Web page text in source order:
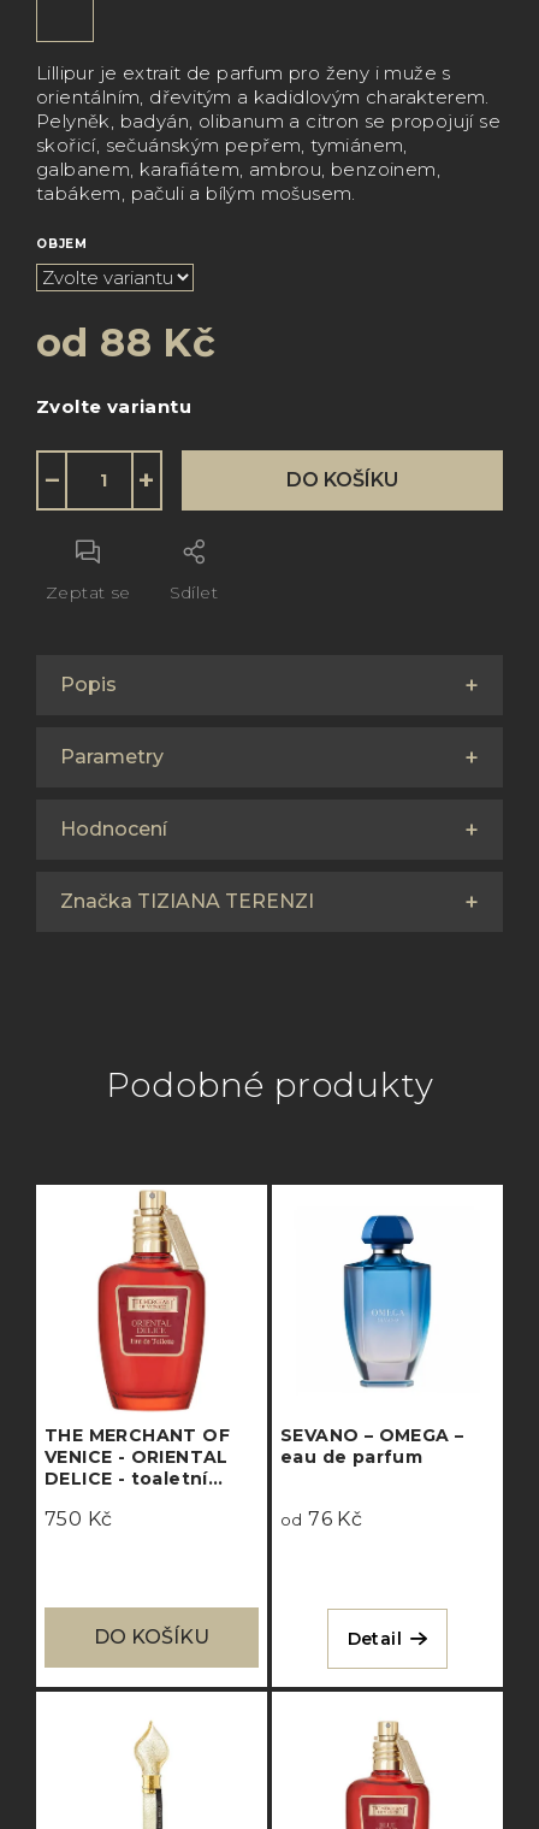
Lillipur je extrait de parfum pro ženy i muže s
orientálním, dřevitým a kadidlovým charakterem.
Pelyněk, badyán, olibanum a citron se propojují se
skořicí, sečuánským pepřem, tymiánem,
galbanem, karafiátem, ambrou, benzoinem,
tabákem, pačuli a bílým mošusem.
OBJEM
od 88 Kč
cena:
Zvolte variantu
+
− DO KOŠÍKU
Zeptat se Sdílet
Popis
Parametry
Hodnocení
Značka TIZIANA TERENZI
Podobné produkty
THE MERCHANT OF
VENICE - ORIENTAL
DELICE - toaletní
750 Kč
DO KOŠÍKU
SEVANO – OMEGA –
eau de parfum
od 76 Kč
Detail